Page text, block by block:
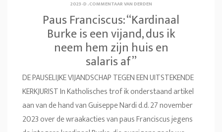
2023-D.COMMENTAAR VAN DERDEN
Paus Franciscus: “Kardinaal
Burke is een vijand, dus ik
neem hem zijn huis en
salaris af”
DE PAUSELIJKE VIJANDSCHAP TEGEN EEN UITSTEKENDE
KERKJURIST In Katholisches trof ik onderstaand artikel
aan van de hand van Guiseppe Nardi d.d. 27 november
2023 over de wraakacties van paus Franciscus jegens